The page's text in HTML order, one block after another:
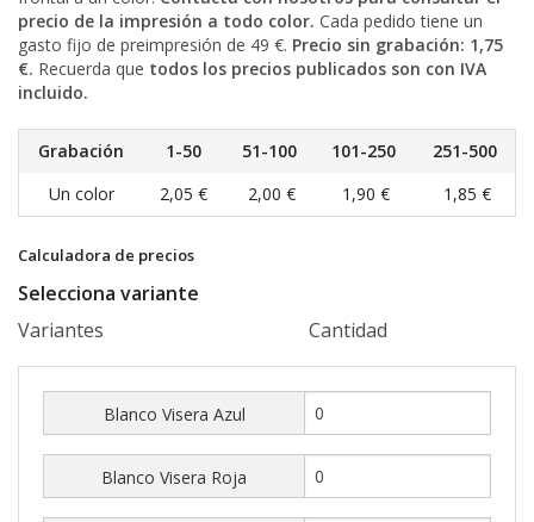
precio de la impresión a todo color. Cada pedido tiene un
gasto fijo de preimpresión de 49 €. Precio sin grabación: 1,75
€. Recuerda que todos los precios publicados son con IVA
incluido.
Grabación 1-50 51-100 101-250
251-500
Un color
2,05 € 2,00 € 1,90 € 1,85 €
Calculadora de precios
Selecciona variante
Variantes
Cantidad
Blanco Visera Azul
Blanco Visera Roja